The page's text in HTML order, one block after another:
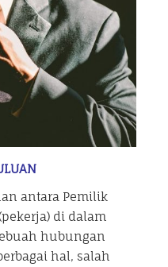
antara Pemilik
di dalam
hubungan
hal, salah